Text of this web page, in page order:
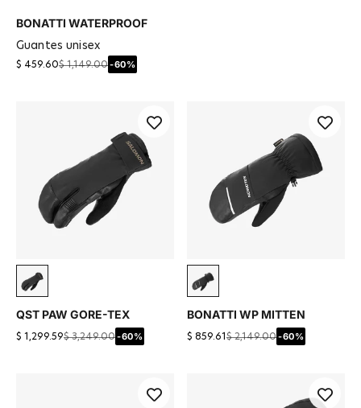
BONATTI WATERPROOF
guantes unisex
$ 459.60$ 1,149.00-60%
Negro
QST PAW GORE-TEX
$ 1,299.59$ 3,249.00-60%
Negro
BONATTI WP MITTEN
$ 859.61 $ 2,149.00-60%